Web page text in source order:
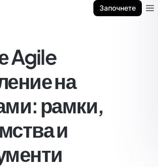
Започнете
Agile
на
рамки,
и